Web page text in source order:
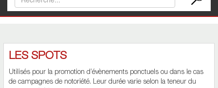
LES SPOTS
Utilisés pour la promotion d’évènements ponctuels ou dans le cas
de campagnes de notoriété. Leur durée varie selon la teneur du